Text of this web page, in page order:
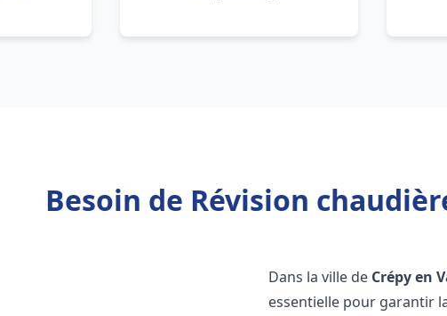
Besoin de Révision
Dans la ville de Crépy en
essentielle pour garantir